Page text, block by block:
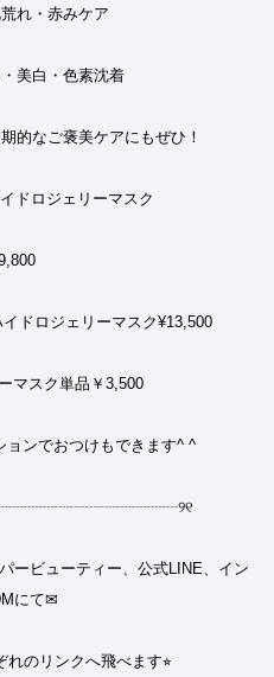
れ・赤みケア
美白・色素沈着
的なご褒美ケアにもぜひ ！
ドロジェリーマスク
ドロジェリーマスク¥13,500
マスク単品￥3,500
ョンでおつけもできます^ ^
୨୧
ービューティー、公式LINE、イン
にて✉︎
のリンクへ飛べます⭐︎